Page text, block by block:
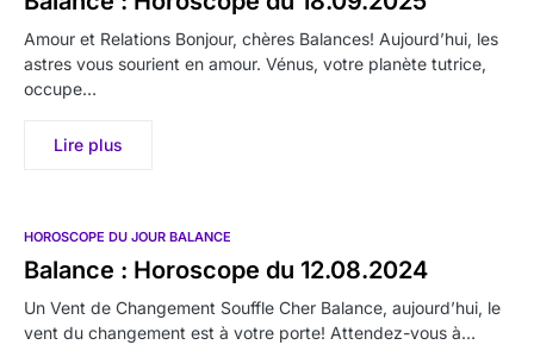
Amour et Relations Bonjour, chères Balances! Aujourd’hui, les
astres vous sourient en amour. Vénus, votre planète tutrice,
occupe…
Lire plus
HOROSCOPE DU JOUR BALANCE
Balance : Horoscope du 12.08.2024
Un Vent de Changement Souffle Cher Balance, aujourd’hui, le
vent du changement est à votre porte! Attendez-vous à…